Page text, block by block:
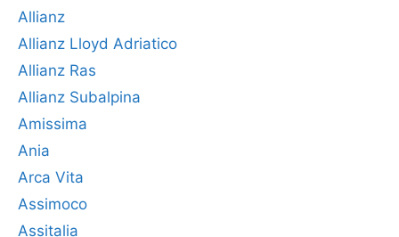
Allianz
Allianz Lloyd Adriatico
Allianz Ras
Allianz Subalpina
Amissima
Ania
Arca Vita
Assimoco
Assitalia